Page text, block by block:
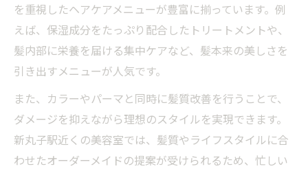
を重視したヘアケアメニューが豊富に揃っています。例
えば、保湿成分をたっぷり配合したトリートメントや、
髪内部に栄養を届ける集中ケアなど、髪本来の美しさを
引き出すメニューが人気です。
また、カラーやパーマと同時に髪質改善を行うことで、
ダメージを抑えながら理想のスタイルを実現できます。
新丸子駅近くの美容室では、髪質やライフスタイルに合
わせたオーダーメイドの提案が受けられるため、忙しい